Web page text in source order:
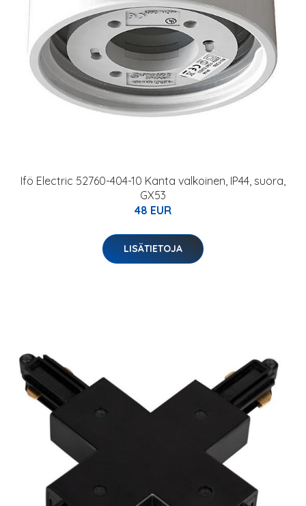
Ifö Electric 52760-404-10 Kanta valkoinen, IP44, suora,
GX53
48 EUR
LISÄTIETOJA